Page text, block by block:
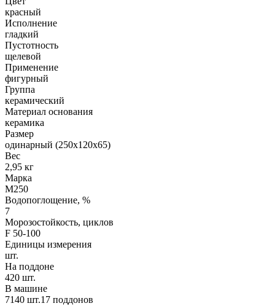
красный
Исполнение
гладкий
Пустотность
щелевой
Применение
фигурный
Группа
керамический
Материал основания
керамика
Размер
одинарный (250х120х65)
Вес
2,95 кг
Марка
М250
Водопоглощение, %
7
Морозостойкость, циклов
F 50-100
Единицы измерения
шт.
На поддоне
420 шт.
В машине
7140 шт.17 поддонов